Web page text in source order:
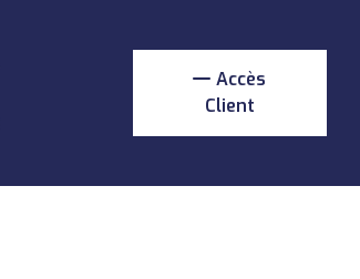
Accès
Client